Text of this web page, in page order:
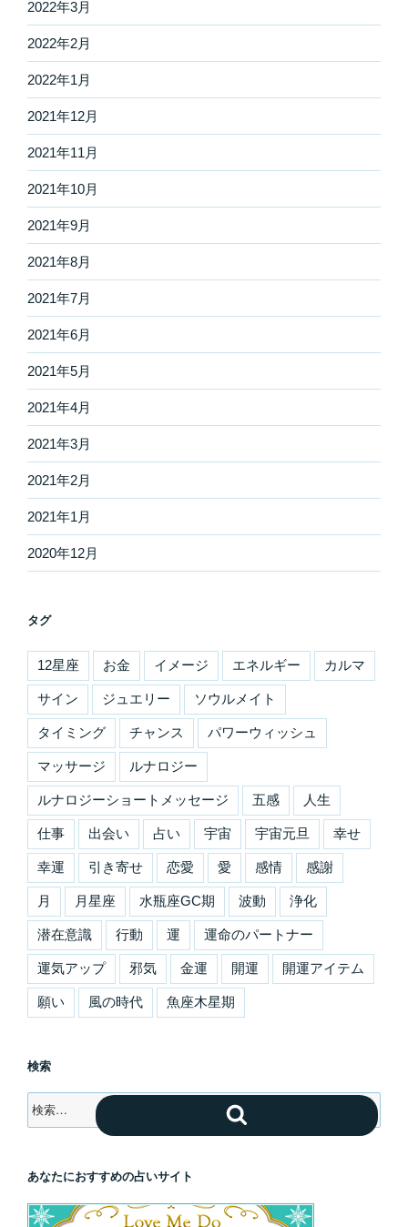
2022年3月
2022年2月
2022年1月
2021年12月
2021年11月
2021年10月
2021年9月
2021年8月
2021年7月
2021年6月
2021年5月
2021年4月
2021年3月
2021年2月
2021年1月
2020年12月
タグ
12星座 お金 イメージ エネルギー カルマ
サイン ジュエリー ソウルメイト
タイミング チャンス パワーウィッシュ
マッサージ ルナロジー
ルナロジーショートメッセージ 五感 人生
仕事 出会い 占い 宇宙 宇宙元旦 幸せ
幸運 引き寄せ 恋愛 愛 感情 感謝
月 月星座 水瓶座GC期 波動 浄化
潜在意識 行動 運 運命のパートナー
運気アップ 邪気 金運 開運 開運アイテム
願い 風の時代 魚座木星期
検索
検
索:
索
あなたにおすすめの占いサイト